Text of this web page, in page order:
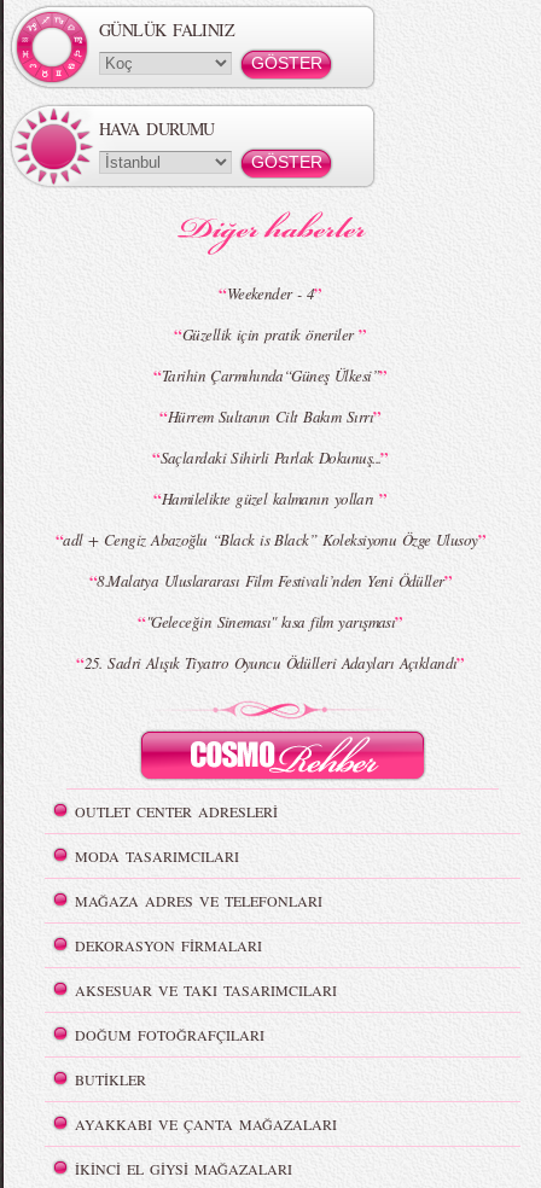
MBFWI - Gülçin Çengel 2015 Yaz
MBFWI - Zeynep Erdoğan 2015 Yaz
MBFWI - Giray Sepin 2015 Yaz Koleksiyonu MBFWI - Burçe Bekrek 2015 Yaz Koleksiyonu
GÜNLÜK FALINIZ
HAVA DURUMU
“Weekender - 4”
“Güzellik için pratik öneriler”
“Tarihin Çarmıhında“Güneş Ülkesi””
“Hürrem Sultanın Cilt Bakım Sırrı”
“Saçlardaki Sihirli Parlak Dokunuş...”
“Hamilelikte güzel kalmanın yolları”
“adl + Cengiz Abazoğlu “Black is Black” Koleksiyonu Özge Ulusoy”
“8.Malatya Uluslararası Film Festivali’nden Yeni Ödüller”
“"Geleceğin Sineması" kısa film yarışması”
“25. Sadri Alışık Tiyatro Oyuncu Ödülleri Adayları Açıklandı”
OUTLET CENTER ADRESLERİ
MODA TASARIMCILARI
MAĞAZA ADRES VE TELEFONLARI
DEKORASYON FİRMALARI
AKSESUAR VE TAKI TASARIMCILARI
DOĞUM FOTOĞRAFÇILARI
BUTİKLER
AYAKKABI VE ÇANTA MAĞAZALARI
İKİNCİ EL GİYSİ MAĞAZALARI